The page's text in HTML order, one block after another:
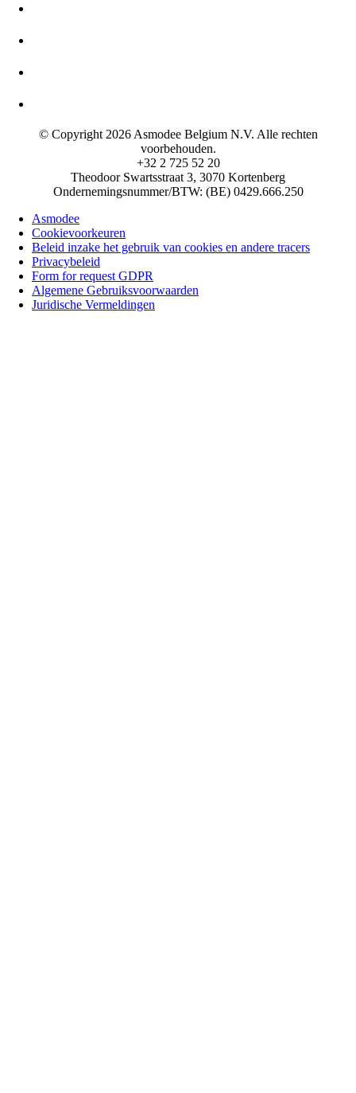
© Copyright 2026 Asmodee Belgium N.V. Alle rechten
voorbehouden.
+32 2 725 52 20
Theodoor Swartsstraat 3, 3070 Kortenberg
Ondernemingsnummer/BTW: (BE) 0429.666.250
Asmodee
Cookievoorkeuren
Beleid inzake het gebruik van cookies en andere tracers
Privacybeleid
Form for request GDPR
Algemene Gebruiksvoorwaarden
Juridische Vermeldingen